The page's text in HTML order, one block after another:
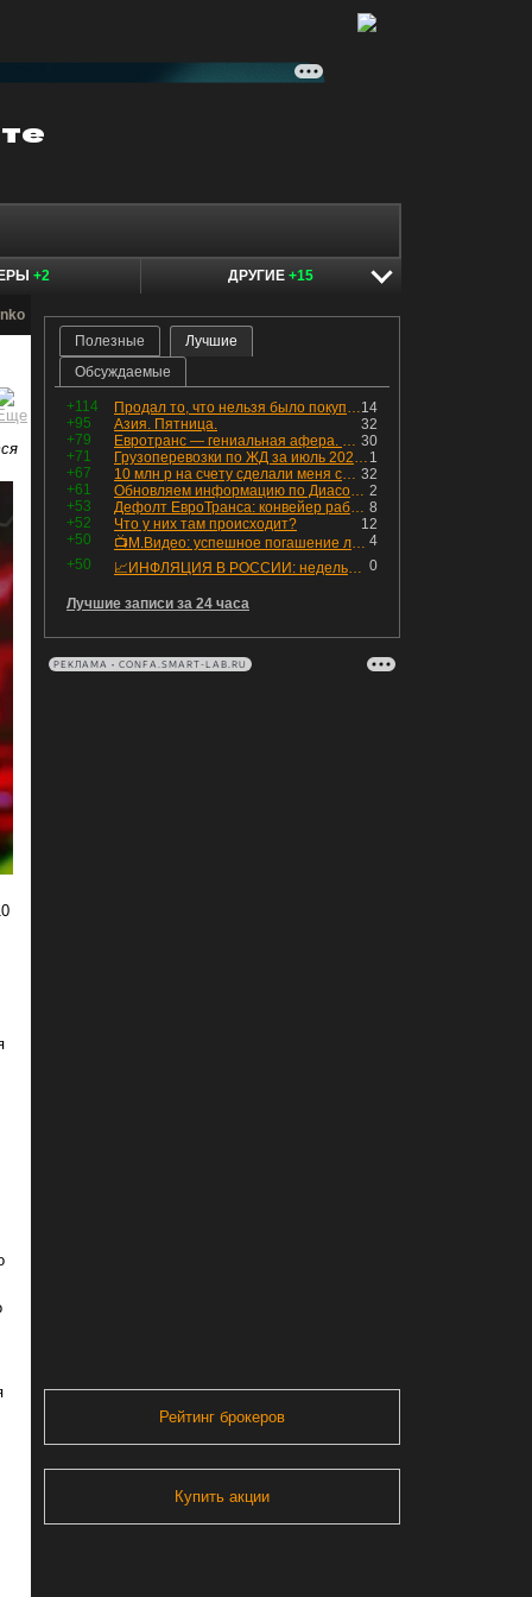
+2 ДРУГИЕ +15
Полезные
Лучшие
Обсуждаемые
+114 14
Продал то, что нельзя было покупать. Изменения в портфеле
+95
32
Азия. Пятница.
+79
30
Евротранс — гениальная афера. Собрал с инвесторов денег, выплатил дивидендов больше текущей капитализации и ушёл в дефолт
+71
1
Грузоперевозки по ЖД за июль 2026 г. — четвёртый месяц подряд роста, чёрные металлы на уровне прошлого года, а каменный уголь в плюсе.
+67
32
10 млн р на счету сделали меня счастливым? Ожидание vs Реальность!
+61
2
Обновляем информацию по Диасофту: дивиденды и выкуп
+53
8
Дефолт ЕвроТранса: конвейер работает исправно
+52
12
Что у них там происходит?
+50
4
📺М.Видео: успешное погашение любимого флоатера
+50
0
📈ИНФЛЯЦИЯ В РОССИИ: недельная дефляция, но в годовом выражении рост 😢
Лучшие записи за 24 часа
РЕКЛАМА • CONFA.SMART-LAB.RU
Рейтинг брокеров
Купить акции